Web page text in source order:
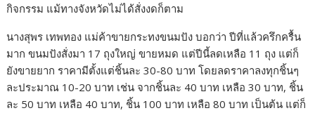
กิจกรรม แม้ทางจังหวัดไม่ได้สั่งงดก็ตาม
นางสุพร เทพทอง แม่ค้าขายกระทงขนมปัง บอกว่า ปีที่แล้วครึกครื้น
มาก ขนมปังสั่งมา 17 ถุงใหญ่ ขายหมด แต่ปีนี้ลดเหลือ 11 ถุง แต่ก็
ยังขายยาก ราคามีตั้งแต่ชิ้นละ 30-80 บาท โดยลดราคาลงทุกชิ้นๆ
ละประมาณ 10-20 บาท เช่น จากชิ้นละ 40 บาท เหลือ 30 บาท, ชิ้น
ละ 50 บาท เหลือ 40 บาท, ชิ้น 100 บาท เหลือ 80 บาท เป็นต้น แต่ก็